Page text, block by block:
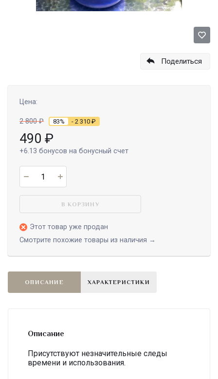
Поделиться
Цена:
2 800₽ 83% - 2 310 ₽
490 ₽
+6.13 бонусов на бонусный счет
В КОРЗИНУ
Этот товар уже продан
Смотрите похожие товары из наличия →
ОПИСАНИЕ ХАРАКТЕРИСТИКИ
Описание
Присутствуют незначительные следы
времени и использования.